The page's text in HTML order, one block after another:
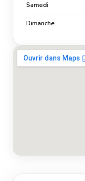
Samedi
Dimanche